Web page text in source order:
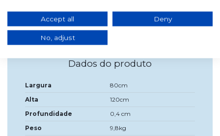
Medidas: Largura: 80 cm, Altura: 120 cm,
Profundidade: 0,4 cm
Dados do produto
Largura
80cm
Alta
120cm
Profundidade
0,4 cm
Peso
9,8kg
Accept all Deny
No, adjust